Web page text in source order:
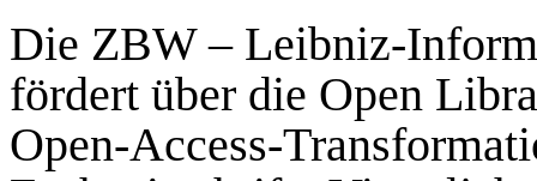
Die ZBW – Leibniz-
fördert über die Open
Open-Access-